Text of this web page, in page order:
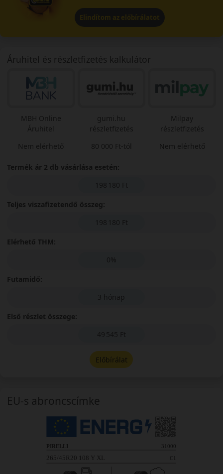
Elindítom az előbírálatot
Áruhitel és részletfizetés kalkulátor
MBH Online
Áruhitel
Nem elérhető
gumi.hu
részletfizetés
80 000 Ft-tól
Milpay
részletfizetés
Nem elérhető
Termék ár 2 db vásárlása esetén:
198 180 Ft
Teljes viszafizetendő összeg:
198 180 Ft
Elérhető THM:
0%
Futamidő:
3 hónap
Első részlet összege:
49 545 Ft
Előbírálat
EU-s abroncscímke